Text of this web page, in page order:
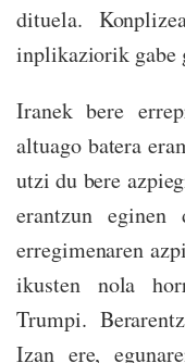
dituela.
inplikaziorik gabe
Iranek bere
altuago batera
utzi du bere
erantzun eginen
erregimenaren
ikusten nola
Trumpi.
Izan ere,